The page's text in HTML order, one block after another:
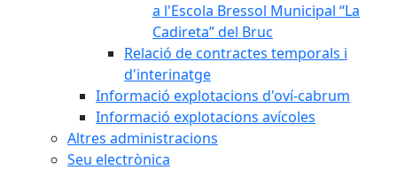
a l'Escola Bressol Municipal “La
Cadireta” del Bruc
Relació de contractes temporals i
d'interinatge
Informació explotacions d'oví-cabrum
Informació explotacions avícoles
Altres administracions
Seu electrònica